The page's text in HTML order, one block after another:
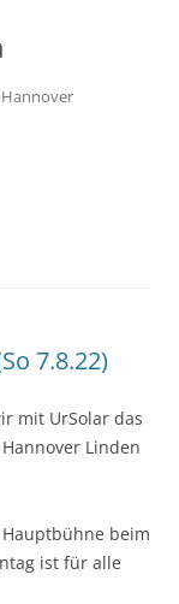
7.8.22)
mit UrSolar das
Linden
beim
ist für alle